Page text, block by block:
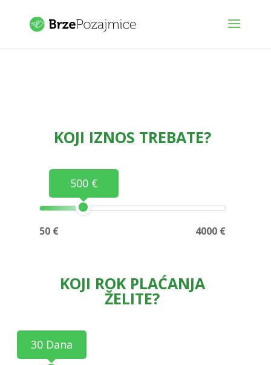
KOJI IZNOS TREBATE?
500 €
50 € 4000 €
KOJI ROK PLAĆANJA
ŽELITE?
30 Dana